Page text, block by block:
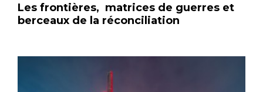
Les frontières, matrices de guerres et
berceaux de la réconciliation